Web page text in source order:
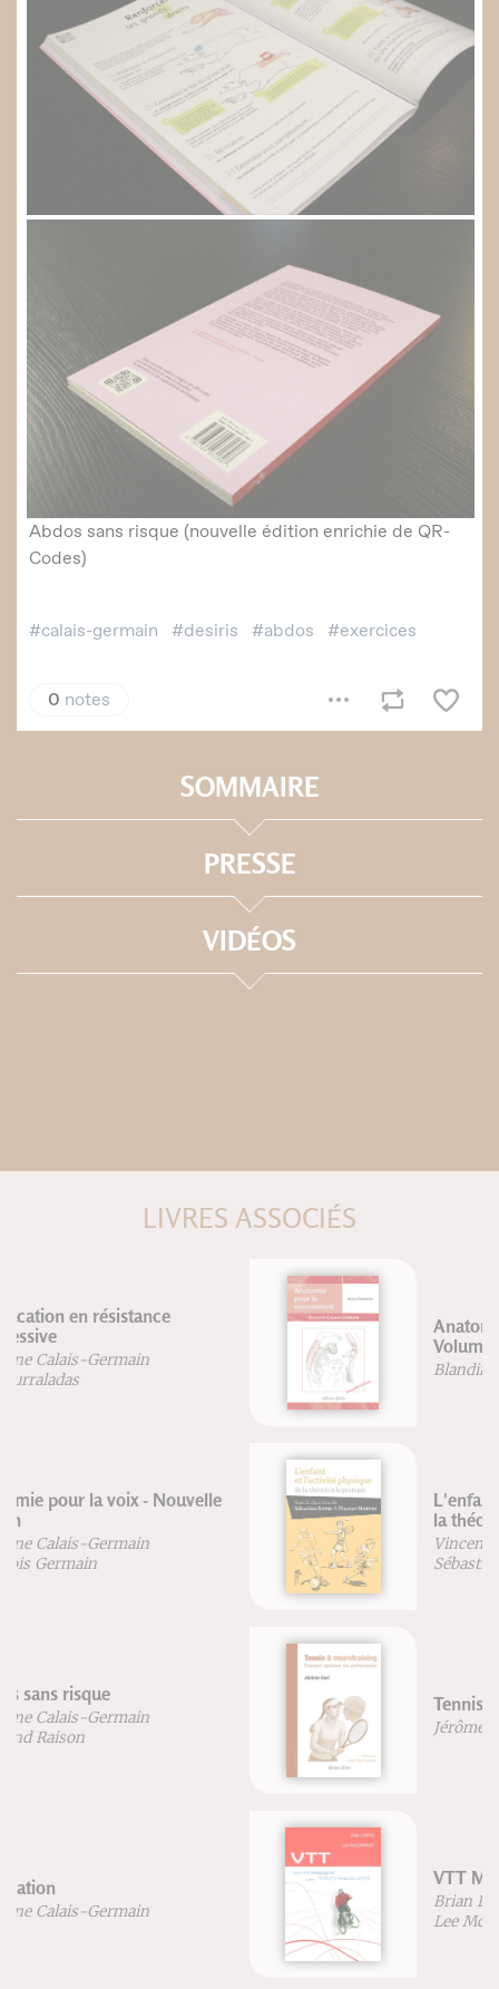
SOMMAIRE
PRESSE
VIDÉOS
LIVRES ASSOCIÉS
Anatomie pour le mouvement -
Volume 2: Nouvelle édition
Blandine Calais-Germain
L'enfant et l'activité physique : de
la théorie à la pratique
Vincent Martin
Sébastien Ratel
Tennis & neurotraining
VTT Maîtriser les techniques